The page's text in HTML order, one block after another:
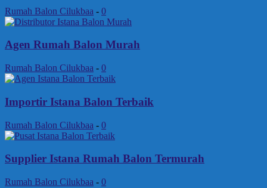
Rumah Balon Cilukbaa - 0
Agen Rumah Balon Murah
Rumah Balon Cilukbaa - 0
Importir Istana Balon Terbaik
Rumah Balon Cilukbaa - 0
Supplier Istana Rumah Balon Termurah
Rumah Balon Cilukbaa - 0